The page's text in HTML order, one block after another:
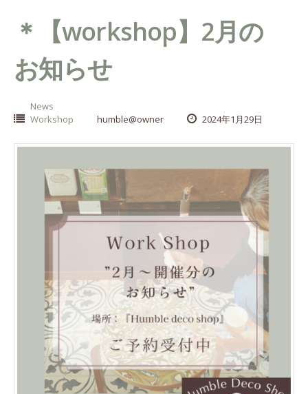
＊【workshop】2月の
お知らせ
News
Workshop
humble@owner 2024年1月29日